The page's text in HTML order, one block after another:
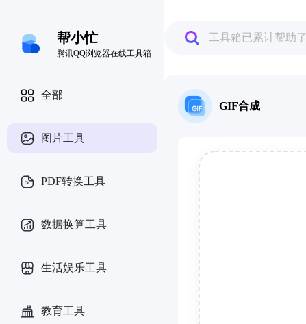
帮小忙
腾讯QQ浏览器在线工具箱
全部
图片工具
PDF转换工具
数据换算工具
生活娱乐工具
教育工具
工具箱已累计帮助了
GIF合成